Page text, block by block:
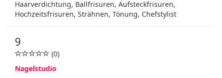
Haarverdichtung, Ballfrisuren, Aufsteckfrisuren,
Hochzeitsfrisuren, Strähnen, Tönung, Chefstylist
9
(0)
Nagelstudio